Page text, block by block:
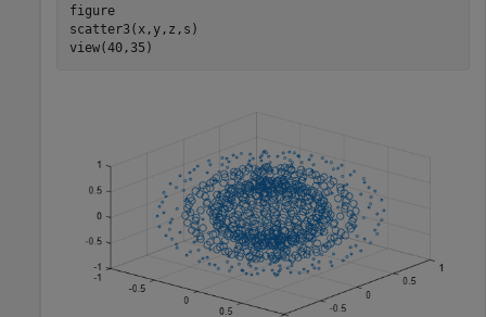
figure
scatter3(x,y,z,s)
view(40,35)